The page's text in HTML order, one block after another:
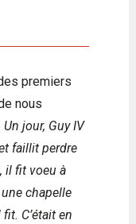
premiers
nous
Un jour, Guy IV
faillit perdre
il fit voeu à
chapelle
C’était en